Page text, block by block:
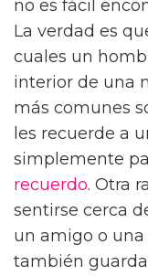
no es fácil
La verdad es
cuales un
interior de una
más comunes
les recuerde a
simplemente
recuerdo. Otra
sentirse cerca
un amigo o una
también